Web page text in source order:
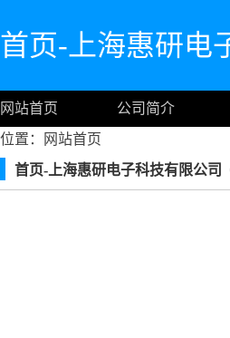
首页-上海惠研电
网站首页 公司简介
位置：
网站首页
首页-上海惠研电子科技有限公司